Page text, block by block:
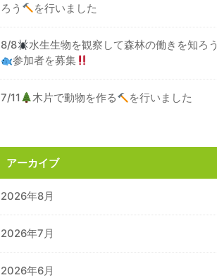
ろう
を行いました
8/8
水生生物を観察して森林の働きを知ろう
参加者を募集
7/11 木片で動物を作る を行いました
アーカイブ
2026年8月
2026年7月
2026年6月